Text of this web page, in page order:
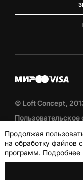
© Loft Concept,
Пользовательское
Публичная оферта
Продолжая
на обработку файлов
программ. Подробнее